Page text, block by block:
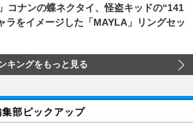
コナンの蝶ネクタイ、怪盗キッドの“141
ラをイメージした「MAYLA」リングセッ
キングをもっと見る
集部ピックアップ